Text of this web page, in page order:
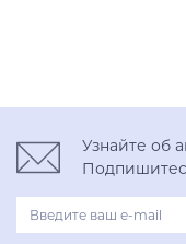
Узнайте об